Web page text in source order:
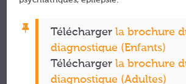
Téléchargerla brochure
diagnostique (Enfants)
Téléchargerla brochure
diagnostique (Adultes)